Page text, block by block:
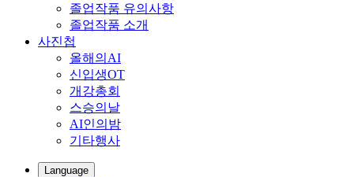
졸업작품 유의사항
졸업작품 소개
사진첩
올해의AI
신입생OT
개강총회
스승의날
AI인의밤
기타행사
Language